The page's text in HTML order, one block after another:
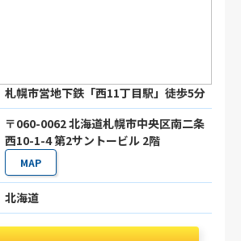
札幌市営地下鉄「西11丁目駅」徒歩5分
〒060-0062 北海道札幌市中央区南二条
西10-1-4 第2サントービル 2階
MAP
北海道